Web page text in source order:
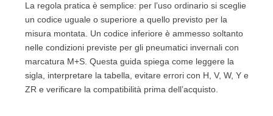
5.2. L’avviso della velocità massima deve essere
visibile
5.3. Si possono tenere le gomme invernali in
estate?
5.4. Le gomme 4 stagioni seguono la stessa logica
del codice
6. Indice di velocità, indice di carico, misura e sigla XL:
La regola pratica è semplice: per l’uso ordinario si sceglie
un codice uguale o superiore a quello previsto per la
misura montata. Un codice inferiore è ammesso soltanto
nelle condizioni previste per gli pneumatici invernali con
marcatura M+S. Questa guida spiega come leggere la
sigla, interpretare la tabella, evitare errori con H, V, W, Y e
ZR e verificare la compatibilità prima dell’acquisto.